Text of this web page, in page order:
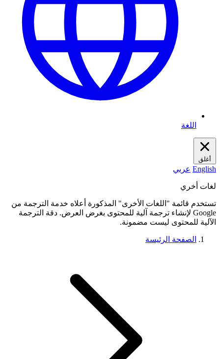
اللغة
أغلق
English عربي
لغات أخري
تستخدم قائمة "اللغات الأخرى" المذكورة أعلاه خدمة الترجمة من
Google لإنشاء ترجمة آلية للمحتوى بغرض العرض. دقة الترجمة
الآلية للمحتوى ليست مضمونة.
الصفحة الرئيسة